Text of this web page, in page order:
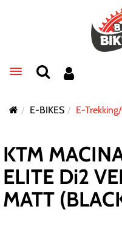
Toggle navigation
E-BIKES E-
KTM
ELITE Di2
MATT